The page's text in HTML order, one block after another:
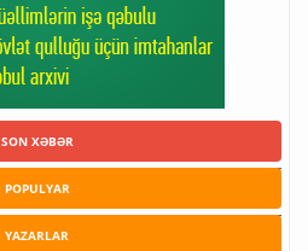
SON XƏBƏR
POPULYAR
YAZARLAR